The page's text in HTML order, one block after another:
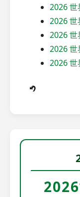
2026 世
2026 世
2026 世
2026 世
2026 世